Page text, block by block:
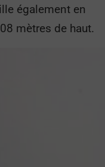
également en
mètres de haut.